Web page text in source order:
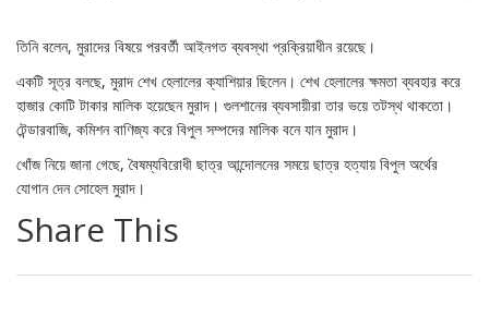
তিনি বলেন, মুরাদের বিষয়ে পরবর্তী আইনগত ব্যবস্থা প্রক্রিয়াধীন রয়েছে।
একটি সূত্র বলছে, মুরাদ শেখ হেলালের ক্যাশিয়ার ছিলেন। শেখ হেলালের ক্ষমতা ব্যবহার করে
হাজার কোটি টাকার মালিক হয়েছেন মুরাদ। গুলশানের ব্যবসায়ীরা তার ভয়ে তটস্থ থাকতো।
টেন্ডারবাজি, কমিশন বাণিজ্য করে বিপুল সম্পদের মালিক বনে যান মুরাদ।
খোঁজ নিয়ে জানা গেছে, বৈষম্যবিরোধী ছাত্র আন্দোলনের সময়ে ছাত্র হত্যায় বিপুল অর্থের
যোগান দেন সোহেল মুরাদ।
Share This